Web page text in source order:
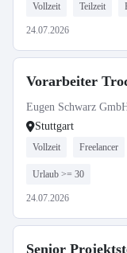
Vollzeit Teilzeit
24.07.2026
Vorarbeiter
Eugen Schwarz
Stuttgart
Vollzeit Freelancer
Urlaub >= 30
24.07.2026
Senior